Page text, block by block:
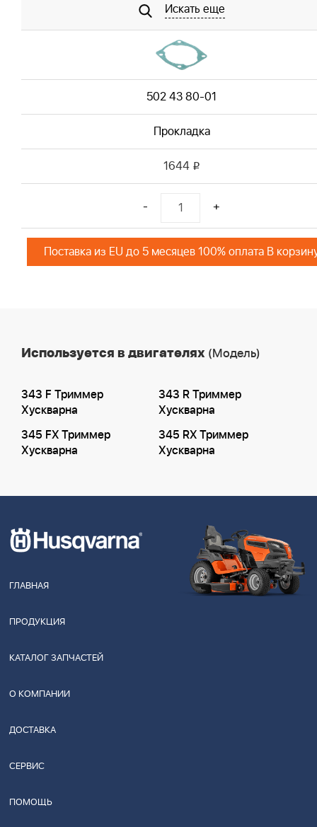
Искать еще
502 43 80-01
Прокладка
1644 i
- +
Поставка из EU до 5 месяцев 100% оплата В
Используется в двигателях (Модель)
343 F Триммер
Хускварна
343 R Триммер
Хускварна
345 FX Триммер
Хускварна
345 RX Триммер
Хускварна
ГЛАВНАЯ
ПРОДУКЦИЯ
КАТАЛОГ ЗАПЧАСТЕЙ
О КОМПАНИИ
ДОСТАВКА
СЕРВИС
ПОМОЩЬ